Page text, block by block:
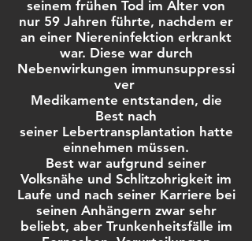
seinem frühen Tod im Alter von
nur 59 Jahren führte, nachdem er
an einer Niereninfektion erkrankt
war. Diese war durch
Nebenwirkungen immunsuppressi
ver
Medikamente entstanden, die
Best nach
seiner Lebertransplantation hatte
einnehmen müssen.
Best war aufgrund seiner
Volksnähe und Schlitzohrigkeit im
Laufe und nach seiner Karriere bei
seinen Anhängern zwar sehr
beliebt, aber Trunkenheitsfälle im